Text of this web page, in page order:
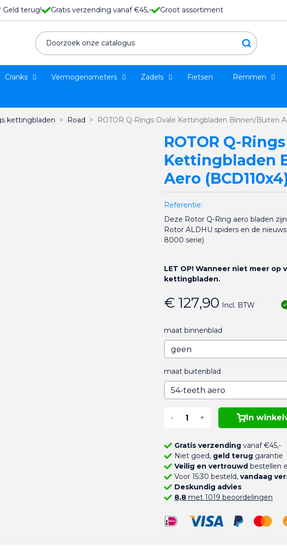
Geld terug! Gratis verzending vanaf €45,- Groot assortiment
Cranks Vermogensmeters Zadels Fietsen Remmen
kettingbladen Road ROTOR Q-Rings Ovale Kettingbladen Binnen/Buiten
ROTOR Q-
Kettingbladen
Aero
Referentie:
Deze Rotor Q-Ring aero bladen
Rotor ALDHU spiders en de
8000 serie)
LET OP! Wanneer niet meer op
kettingbladen.
€ 127,90 Incl. BTW
maat binnenblad
maat buitenblad
- + In
Gratis verzendingvanaf €45,-
Niet goed, geld teruggarantie
Veilig en vertrouwdbestellen
Voor 15:30 besteld, vandaag
Deskundig advies
8,8met 1019 beoordelingen